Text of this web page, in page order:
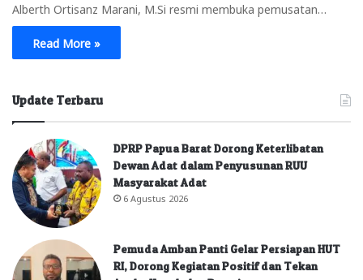
Alberth Ortisanz Marani, M.Si resmi membuka pemusatan…
Read More »
Update Terbaru
DPRP Papua Barat Dorong Keterlibatan
Dewan Adat dalam Penyusunan RUU
Masyarakat Adat
6 Agustus 2026
Pemuda Amban Panti Gelar Persiapan HUT
RI, Dorong Kegiatan Positif dan Tekan